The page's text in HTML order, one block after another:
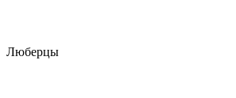
Люберцы